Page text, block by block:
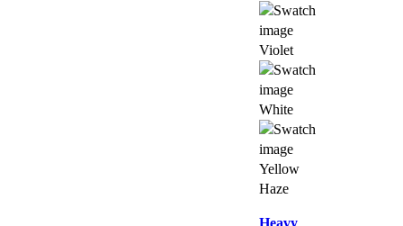
Violet
White
Yellow
Haze
Heavy